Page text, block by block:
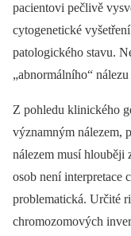
pacientovi pečlivě
cytogenetické
patologického stavu.
„abnormálního“
Z pohledu klinického
významným nálezem,
nálezem musí hlouběji
osob není interpretace
problematická. Určité
chromozomových